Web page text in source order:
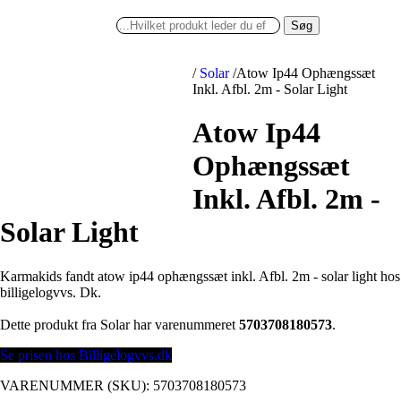
Søg
/ Solar /Atow Ip44 Ophængssæt
Inkl. Afbl. 2m - Solar Light
Atow Ip44
Ophængssæt
Inkl. Afbl. 2m -
Solar Light
Karmakids fandt atow ip44 ophængssæt inkl. Afbl. 2m - solar light hos
billigelogvvs. Dk.
Dette produkt fra Solar har varenummeret 5703708180573.
Se prisen hos Billigelogvvs.dk
VARENUMMER (SKU): 5703708180573